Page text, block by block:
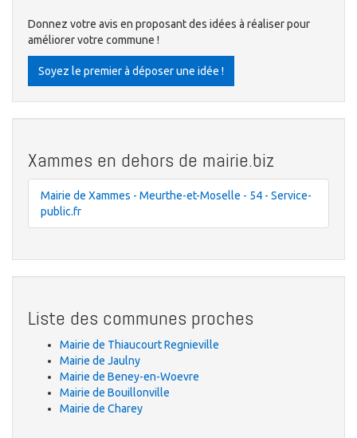
Donnez votre avis en proposant des idées à réaliser pour
améliorer votre commune !
Soyez le premier à déposer une idée !
Xammes en dehors de mairie.biz
Mairie de Xammes - Meurthe-et-Moselle - 54 - Service-
public.fr
Liste des communes proches
Mairie de Thiaucourt Regnieville
Mairie de Jaulny
Mairie de Beney-en-Woevre
Mairie de Bouillonville
Mairie de Charey